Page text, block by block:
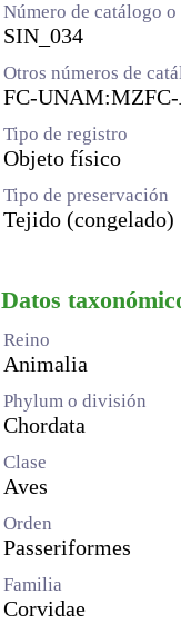
Número de catálogo
SIN_034
Otros números de
FC-UNAM:MZFC-
Tipo de registro
Objeto físico
Tipo de preservación
Tejido (congelado)
Datos
Reino
Animalia
Phylum o división
Chordata
Clase
Aves
Orden
Passeriformes
Familia
Corvidae